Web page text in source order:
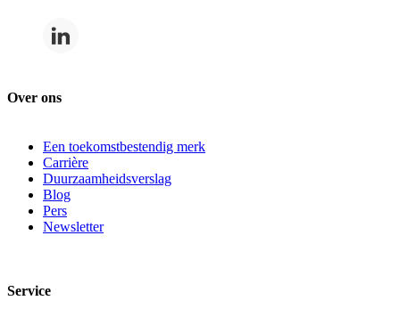
Over ons
Een toekomstbestendig merk
Carrière
Duurzaamheidsverslag
Blog
Pers
Newsletter
Service